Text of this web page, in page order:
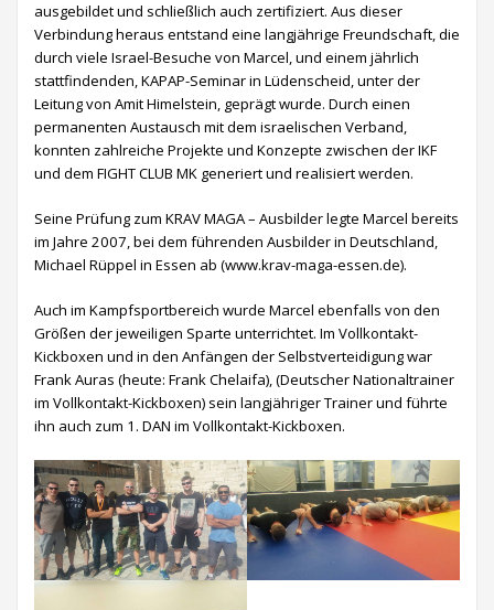
ausgebildet und schließlich auch zertifiziert. Aus dieser
Verbindung heraus entstand eine langjährige Freundschaft, die
durch viele Israel-Besuche von Marcel, und einem jährlich
stattfindenden, KAPAP-Seminar in Lüdenscheid, unter der
Leitung von Amit Himelstein, geprägt wurde. Durch einen
permanenten Austausch mit dem israelischen Verband,
konnten zahlreiche Projekte und Konzepte zwischen der IKF
und dem FIGHT CLUB MK generiert und realisiert werden.
Seine Prüfung zum KRAV MAGA – Ausbilder legte Marcel bereits
im Jahre 2007, bei dem führenden Ausbilder in Deutschland,
Michael Rüppel in Essen ab (www.krav-maga-essen.de).
Auch im Kampfsportbereich wurde Marcel ebenfalls von den
Größen der jeweiligen Sparte unterrichtet. Im Vollkontakt-
Kickboxen und in den Anfängen der Selbstverteidigung war
Frank Auras (heute: Frank Chelaifa), (Deutscher Nationaltrainer
im Vollkontakt-Kickboxen) sein langjähriger Trainer und führte
ihn auch zum 1. DAN im Vollkontakt-Kickboxen.